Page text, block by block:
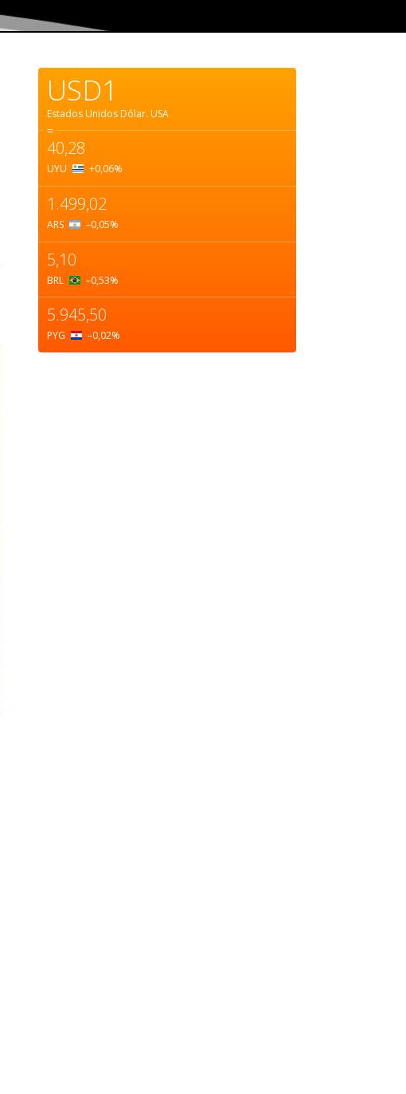
USD1
Estados Unidos Dólar. USA
=
40,28
UYU +0,06%
1.499,02
ARS –0,05%
5,10
BRL –0,53%
5.945,50
PYG –0,02%